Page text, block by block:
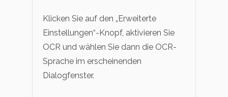
Klicken Sie auf den „Erweiterte
Einstellungen“-Knopf, aktivieren Sie
OCR und wählen Sie dann die OCR-
Sprache im erscheinenden
Dialogfenster.